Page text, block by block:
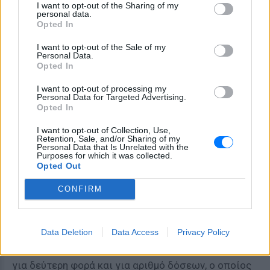
I want to opt-out of the Sharing of my
personal data.
Opted In
I want to opt-out of the Sale of my
Personal Data.
Opted In
I want to opt-out of processing my
Personal Data for Targeted Advertising.
Opted In
I want to opt-out of Collection, Use,
Retention, Sale, and/or Sharing of my
Personal Data that Is Unrelated with the
Purposes for which it was collected.
Opted Out
CONFIRM
Data Deletion Data Access Privacy Policy
λαμβάνοντας υπόψη κάθε πρόσφορο στοιχείο
σχετικά με τους συντελεστές κερδοφορίας των
δραστηριοτήτων αυτών.
Ο αριθμός των δόσεων που καθορίζεται από τη
Φορολογική Διοίκηση για οφειλές της
υποπερίπτωσης α’ (ii), δεν μπορεί να είναι
μικρότερος των είκοσι τεσσάρων (24), υπό τον
περιορισμό του ελάχιστου ποσού μηνιαίας δόσης. Ο
οφειλέτης μπορεί να επιλέξει την αποπληρωμή σε
λιγότερες των είκοσι τεσσάρων (24) μηνιαίων
δόσεων.
γ. Σε περίπτωση απώλειας της ρύθμισης,
των περιπτώσεων α’ και β’, η υπαγωγή της ίδιας
για δεύτερη φορά και για αριθμό δόσεων, ο οποίος